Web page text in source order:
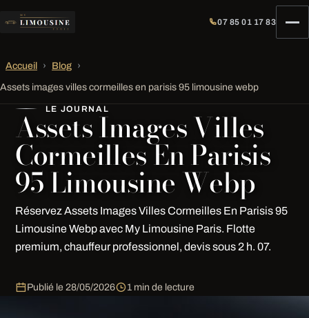
07 85 01 17 83
Accueil › Blog ›
Assets images villes cormeilles en parisis 95 limousine webp
LE JOURNAL
Assets Images Villes
Cormeilles En Parisis
95 Limousine Webp
Réservez Assets Images Villes Cormeilles En Parisis 95
Limousine Webp avec My Limousine Paris. Flotte
premium, chauffeur professionnel, devis sous 2 h. 07.
Publié le 28/05/2026 1 min de lecture